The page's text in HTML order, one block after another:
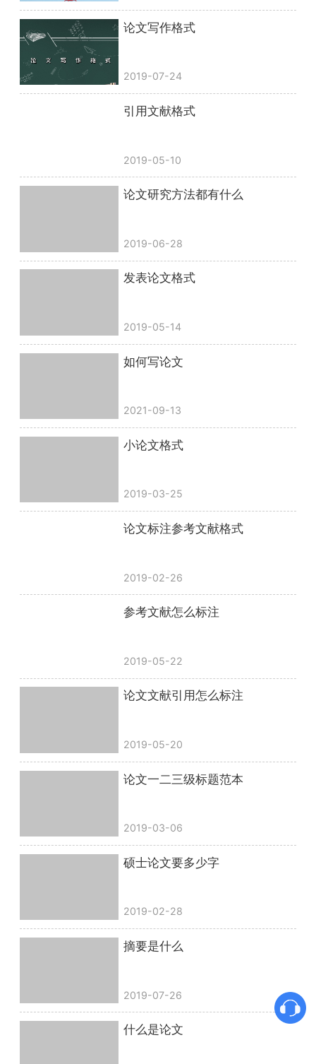
论文写作格式
2019-07-24
引用文献格式
2019-05-10
论文研究方法都有什么
2019-06-28
发表论文格式
2019-05-14
如何写论文
2021-09-13
小论文格式
2019-03-25
论文标注参考文献格式
2019-02-26
参考文献怎么标注
2019-05-22
论文文献引用怎么标注
2019-05-20
论文一二三级标题范本
2019-03-06
硕士论文要多少字
2019-02-28
摘要是什么
2019-07-26
什么是论文